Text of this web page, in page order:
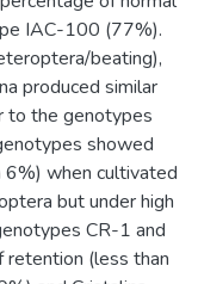
IAC-100 (77%).
beating),
produced similar
to the genotypes
showed
when cultivated
but under high
CR-1 and
(less than